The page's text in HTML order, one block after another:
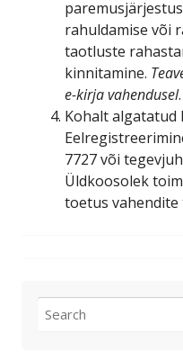
rahuldamise või
taotluste
kinnitamine.
e-kirja vahendusel.
Kohalt algatatud
7727 või
Üldkoosolek
toetus vahendite
for: